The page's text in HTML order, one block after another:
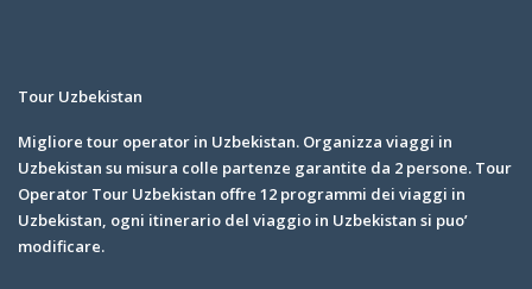
Tour Uzbekistan
Migliore tour operator in Uzbekistan. Organizza viaggi in
Uzbekistan su misura colle partenze garantite da 2 persone. Tour
Operator Tour Uzbekistan offre 12 programmi dei viaggi in
Uzbekistan, ogni itinerario del viaggio in Uzbekistan si puo’
modificare.